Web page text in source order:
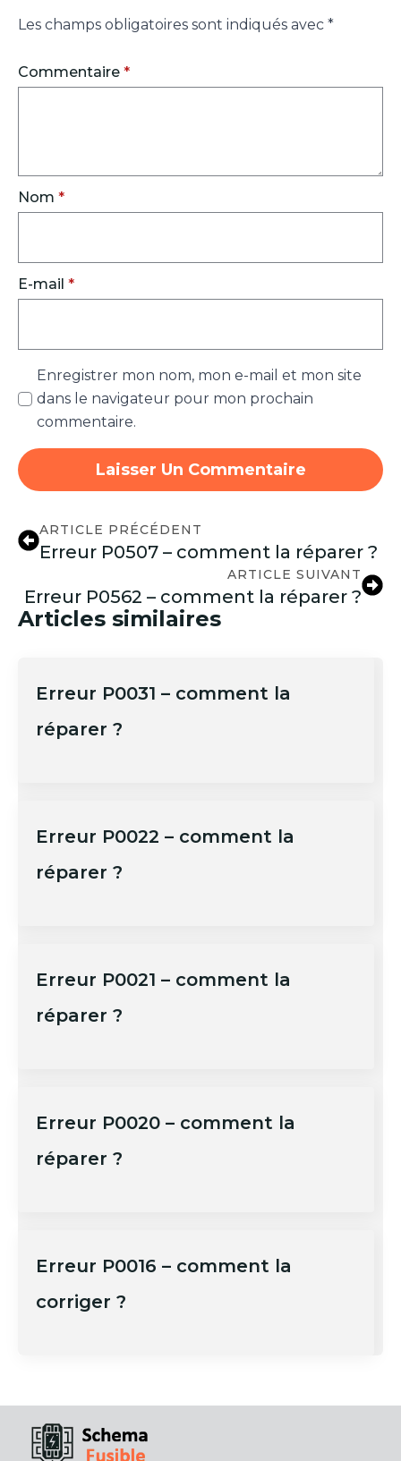
Les champs obligatoires sont indiqués avec *
Commentaire *
Nom *
E-mail *
Enregistrer mon nom, mon e-mail et mon site
dans le navigateur pour mon prochain
commentaire.
ARTICLE PRÉCÉDENT
Erreur P0507 – comment la réparer ?
ARTICLE SUIVANT
Erreur P0562 – comment la réparer ?
Articles similaires
Erreur P0031 – comment la
réparer ?
Erreur P0022 – comment la
réparer ?
Erreur P0021 – comment la
réparer ?
Erreur P0020 – comment la
réparer ?
Erreur P0016 – comment la
corriger ?